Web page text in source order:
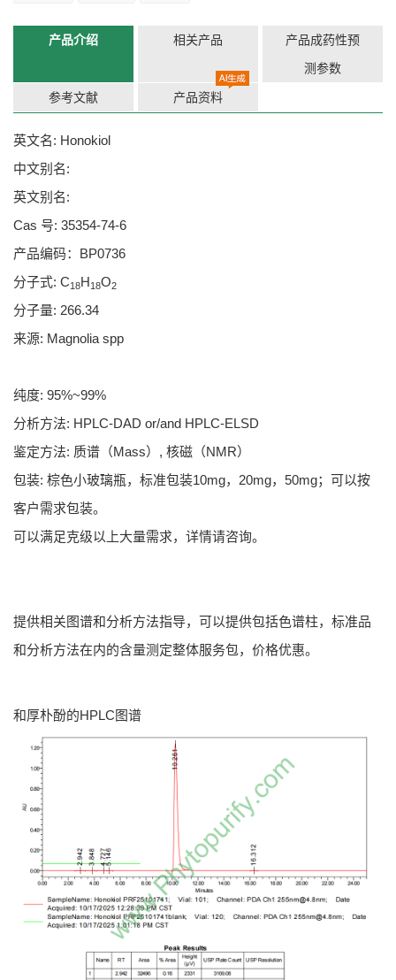
产品介绍 相关产品
产品成药性预
测参数
参考文献 产品资料
英文名: Honokiol
中文别名:
英文别名:
Cas 号: 35354-74-6
产品编码：BP0736
分子式: C18H18O2
分子量: 266.34
来源: Magnolia spp
纯度: 95%~99%
分析方法: HPLC-DAD or/and HPLC-ELSD
鉴定方法: 质谱（Mass）, 核磁（NMR）
包装: 棕色小玻璃瓶，标准包装10mg，20mg，50mg；可以按
客户需求包装。
可以满足克级以上大量需求，详情请咨询。
提供相关图谱和分析方法指导，可以提供包括色谱柱，标准品
和分析方法在内的含量测定整体服务包，价格优惠。
和厚朴酚的HPLC图谱